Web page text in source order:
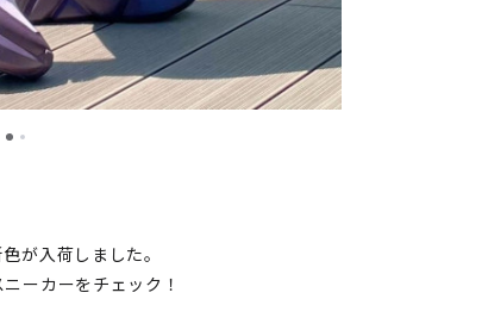
が入荷しました。
ーカーをチェック！